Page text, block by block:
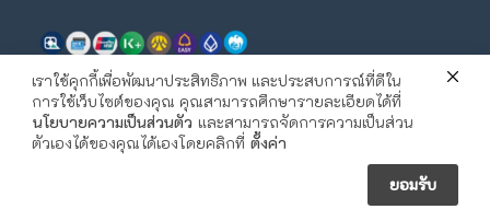
เราใช้คุกกี้เพื่อพัฒนาประสิทธิภาพ และประสบการณ์ที่ดีใน
การใช้เว็บไซต์ของคุณ คุณสามารถศึกษารายละเอียดได้ที่
นโยบายความเป็นส่วนตัว และสามารถจัดการความเป็นส่วน
ตัวเองได้ของคุณได้เองโดยคลิกที่ ตั้งค่า
ยอมรับ